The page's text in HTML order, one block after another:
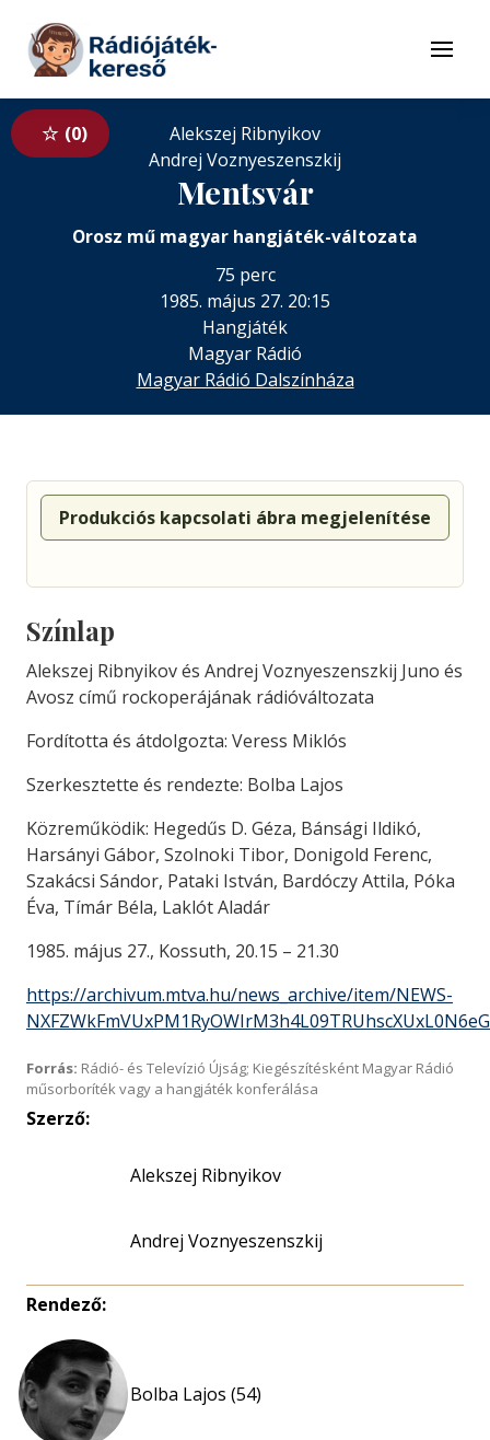
Tovább a tartalomhoz
Menü
0
Alekszej Ribnyikov
Andrej Voznyeszenszkij
Mentsvár
Orosz mű magyar hangjáték-változata
75 perc
1985. május 27. 20:15
Hangjáték
Magyar Rádió
Magyar Rádió Dalszínháza
Produkciós kapcsolati ábra megjelenítése
Színlap
Alekszej Ribnyikov és Andrej Voznyeszenszkij Juno és
Avosz című rockoperájának rádióváltozata
Fordította és átdolgozta: Veress Miklós
Szerkesztette és rendezte: Bolba Lajos
Közreműködik: Hegedűs D. Géza, Bánsági Ildikó,
Harsányi Gábor, Szolnoki Tibor, Donigold Ferenc,
Szakácsi Sándor, Pataki István, Bardóczy Attila, Póka
Éva, Tímár Béla, Laklót Aladár
1985. május 27., Kossuth, 20.15 – 21.30
https://archivum.mtva.hu/news_archive/item/NEWS-
Forrás: Rádió- és Televízió Újság; Kiegészítésként Magyar Rádió
műsorboríték vagy a hangjáték konferálása
Szerző:
Alekszej Ribnyikov
Andrej Voznyeszenszkij
Rendező:
Bolba Lajos (54)